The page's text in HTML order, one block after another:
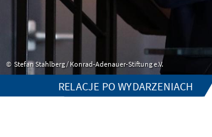
Stefan Stahlberg / Konrad-Adenauer-Stiftung e.V.
RELACJE PO WYDARZENIACH